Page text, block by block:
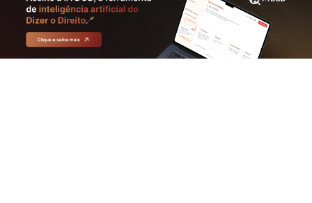
JURISPRUDÊNCIA COMENTADA
INFORMATIVOS COMENTADOS